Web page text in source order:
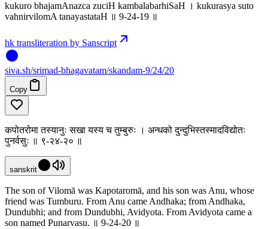
kukuro bhajamAnazca zuciH kambalabarhiSaH । kukurasya suto
vahnirvilomA tanayastataH ॥ 9-24-19 ॥
hk transliteration by Sanscript
siva.sh/srimad-bhagavatam/skandam-9/24/20
Copy
कपोतरोमा तस्यानुः सखा यस्य च तुम्बुरुः । अन्धको दुन्दुभिस्तस्मादविद्योतः
पुनर्वसुः ॥ ९-२४-२० ॥
sanskrit
The son of Vilomā was Kapotaromā, and his son was Anu, whose
friend was Tumburu. From Anu came Andhaka; from Andhaka,
Dundubhi; and from Dundubhi, Avidyota. From Avidyota came a
son named Punarvasu. ॥ 9-24-20 ॥